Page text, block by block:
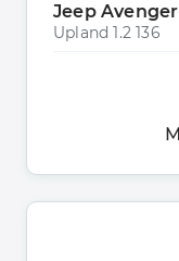
Jeep
Upland 1.2 136